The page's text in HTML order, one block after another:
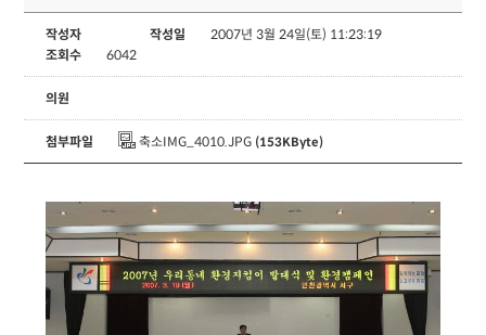
작성자 작성일
2007년 3월 24일(토) 11:23:19
조회수
6042
의원
첨부파일 축소IMG_4010.JPG (153KByte)